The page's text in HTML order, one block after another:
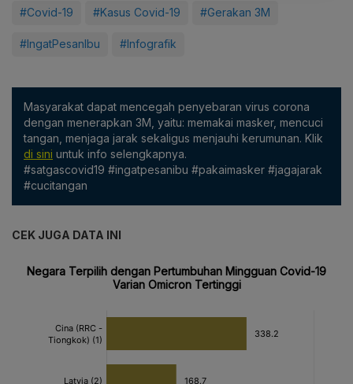
#Covid-19 #Kasus Covid-19 #Gerakan 3M
#IngatPesanIbu #Infografik
Masyarakat dapat mencegah penyebaran virus corona
dengan menerapkan 3M, yaitu: memakai masker, mencuci
tangan, menjaga jarak sekaligus menjauhi kerumunan. Klik
di sini untuk info selengkapnya.
#satgascovid19 #ingatpesanibu #pakaimasker #jagajarak
#cucitangan
CEK JUGA DATA INI